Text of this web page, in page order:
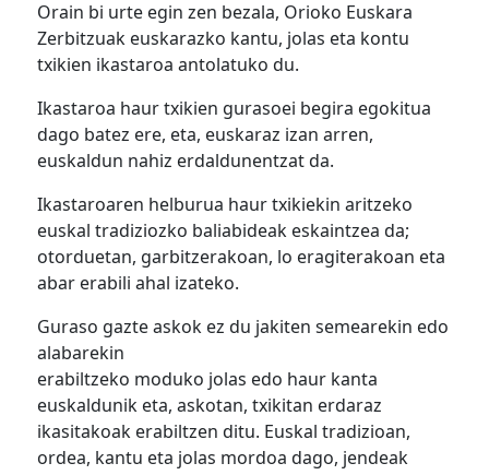
Orain bi urte egin zen bezala, Orioko Euskara
Zerbitzuak euskarazko kantu, jolas eta kontu
txikien ikastaroa antolatuko du.
Ikastaroa haur txikien gurasoei begira egokitua
dago batez ere, eta, euskaraz izan arren,
euskaldun nahiz erdaldunentzat da.
Ikastaroaren helburua haur txikiekin aritzeko
euskal tradiziozko baliabideak eskaintzea da;
otorduetan, garbitzerakoan, lo eragiterakoan eta
abar erabili ahal izateko.
Guraso gazte askok ez du jakiten semearekin edo
alabarekin
erabiltzeko moduko jolas edo haur kanta
euskaldunik eta, askotan, txikitan erdaraz
ikasitakoak erabiltzen ditu. Euskal tradizioan,
ordea, kantu eta jolas mordoa dago, jendeak